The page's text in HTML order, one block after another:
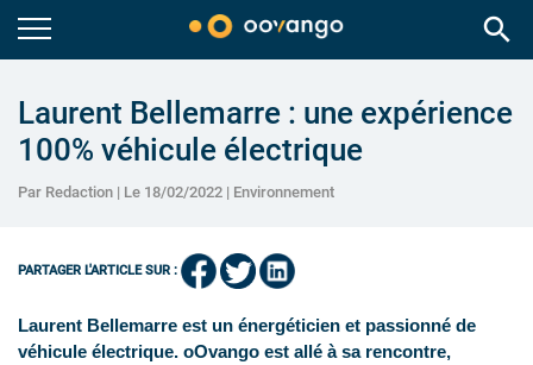
search
Laurent Bellemarre : une expérience
100% véhicule électrique
Par Redaction | Le 18/02/2022 | Environnement
PARTAGER L'ARTICLE SUR :
Laurent Bellemarre est un énergéticien et passionné de
véhicule électrique. oOvango est allé à sa rencontre,